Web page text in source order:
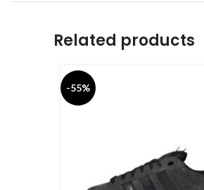
Related products
-55%